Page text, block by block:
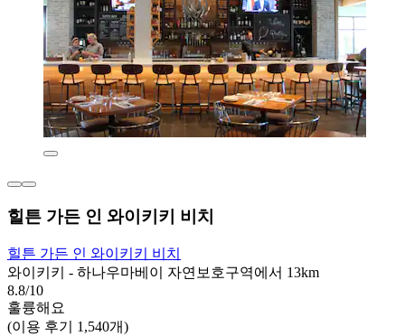
힐튼 가든 인 와이키키 비치
힐튼 가든 인 와이키키 비치
와이키키 - 하나우마베이 자연보호구역에서 13km
8.8/10
훌륭해요
(이용 후기 1,540개)